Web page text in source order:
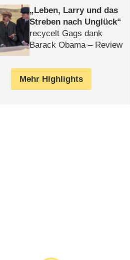
Leben, Larry und das
Streben nach Unglück
recycelt Gags dank
Barack Obama – Review
Mehr Highlights